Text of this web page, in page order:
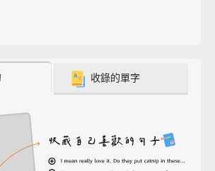
收錄的單字